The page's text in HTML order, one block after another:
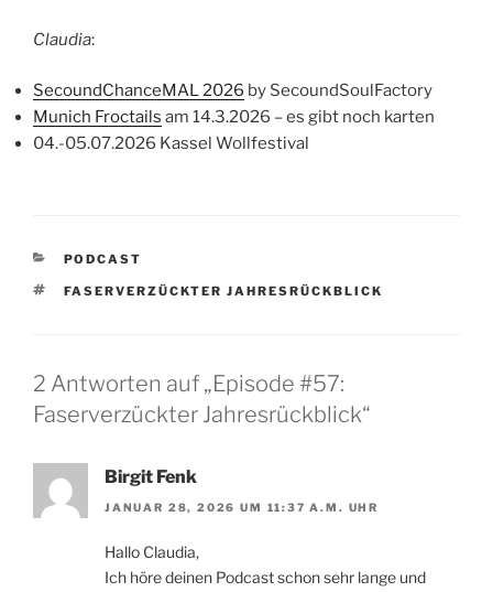
Claudia:
SecoundChanceMAL 2026 by SecoundSoulFactory
Munich Froctails am 14.3.2026 – es gibt noch karten
04.-05.07.2026 Kassel Wollfestival
KATEGORIEN
PODCAST
SCHLAGWÖRTER
FASERVERZÜCKTER JAHRESRÜCKBLICK
2 Antworten auf „Episode #57:
Faserverzückter Jahresrückblick“
Birgit Fenk
JANUAR 28, 2026 UM 11:37 A.M. UHR
Hallo Claudia,
Ich höre deinen Podcast schon sehr lange und